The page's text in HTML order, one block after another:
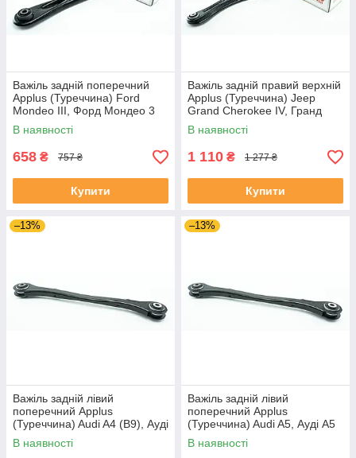
Важіль задній поперечний
Applus (Туреччина) Ford
Mondeo III, Форд Мондео 3
00-07 #21905AP UANKNTP4
В наявності
658 ₴ 757 ₴
Купити
Важіль задній правий верхній
Applus (Туреччина) Jeep
Grand Cherokee IV, Гранд
Черокі 4 10- #26651AP
UAWDAJK4
В наявності
1 110 ₴ 1 277 ₴
Купити
–13%
Важіль задній лівий
поперечний Applus
(Туреччина) Audi A4 (B9), Ауді
А4 (Б9) 15- #28179AP
UAWXKFP4
В наявності
–13%
Важіль задній лівий
поперечний Applus
(Туреччина) Audi A5, Ауді А5
16- #28179AP UAAANUR4
В наявності